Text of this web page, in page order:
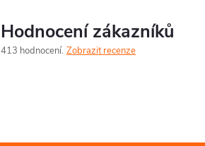
Hodnocení zákazníků
413 hodnocení Zobrazit recenze